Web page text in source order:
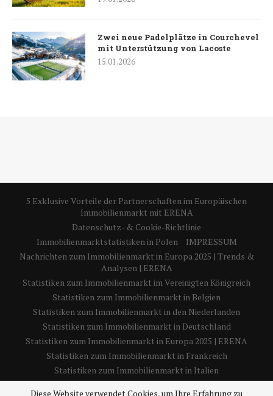
Zwei neue Padelplätze in Courchevel
mit Unterstützung von Lacoste
15.01.2026
5 Exklusive Vorteile der Partnerschaften im Europäischen
Immobilienmarkt mit ERENA
Datenschutz- & Cookie-Richtlinie
Immobilienmarktstatistiken in Polen
IMPRESSUM
Nachrichten zum Immobilienmarkt in Europa 2025 | Trends &
Analysen | ERENA
Statistiken zum Immobilienmarkt im Vereinigten Königreich
Statistiken zum Immobilienmarkt in Belgien
Statistiken zum Immobilienmarkt in den Niederlanden
Statistiken zum Immobilienmarkt in Deutschland
Statistiken zum Immobilienmarkt in Europa 2025 | ERENA
Statistiken zum Immobilienmarkt in Frankreich
Statistiken zum Immobilienmarkt in Italien
Statistiken zum Immobilienmarkt in Spanien
Diese Website verwendet Cookies, um Ihre Erfahrung zu